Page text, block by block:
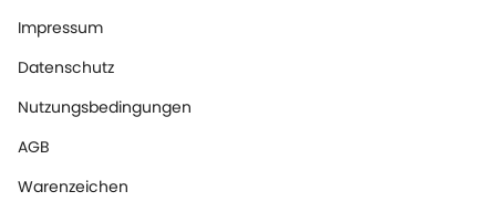
Impressum
Datenschutz
Nutzungsbedingungen
AGB
Warenzeichen